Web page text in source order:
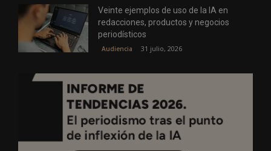
Veinte ejemplos de uso de la IA en
redacciones, productos y negocios
periodísticos
Audiencia 31 julio, 2026